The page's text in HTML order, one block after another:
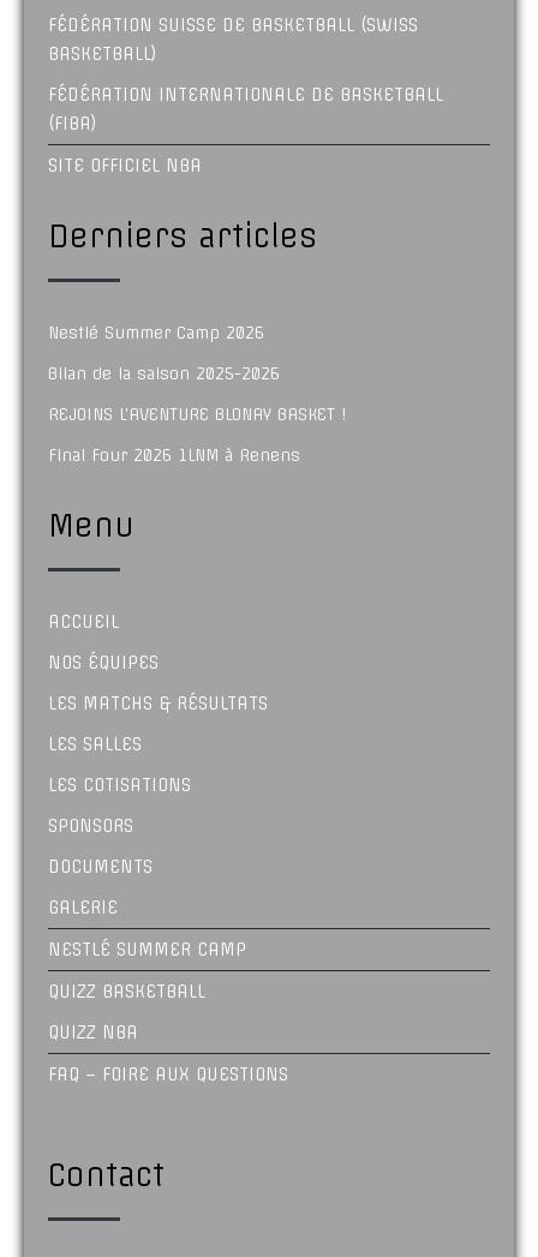
FÉDÉRATION SUISSE DE BASKETBALL (SWISS
BASKETBALL)
FÉDÉRATION INTERNATIONALE DE BASKETBALL
(FIBA)
SITE OFFICIEL NBA
Derniers articles
Nestlé Summer Camp 2026
Bilan de la saison 2025-2026
REJOINS L’AVENTURE BLONAY BASKET !
Final Four 2026 1LNM à Renens
Menu
ACCUEIL
NOS ÉQUIPES
LES MATCHS & RÉSULTATS
LES SALLES
LES COTISATIONS
SPONSORS
DOCUMENTS
GALERIE
NESTLÉ SUMMER CAMP
QUIZZ BASKETBALL
QUIZZ NBA
FAQ – FOIRE AUX QUESTIONS
Contact